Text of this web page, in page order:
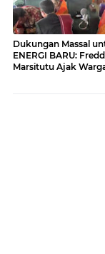
Dukungan Massal
ENERGI BARU:
Marsitutu Ajak